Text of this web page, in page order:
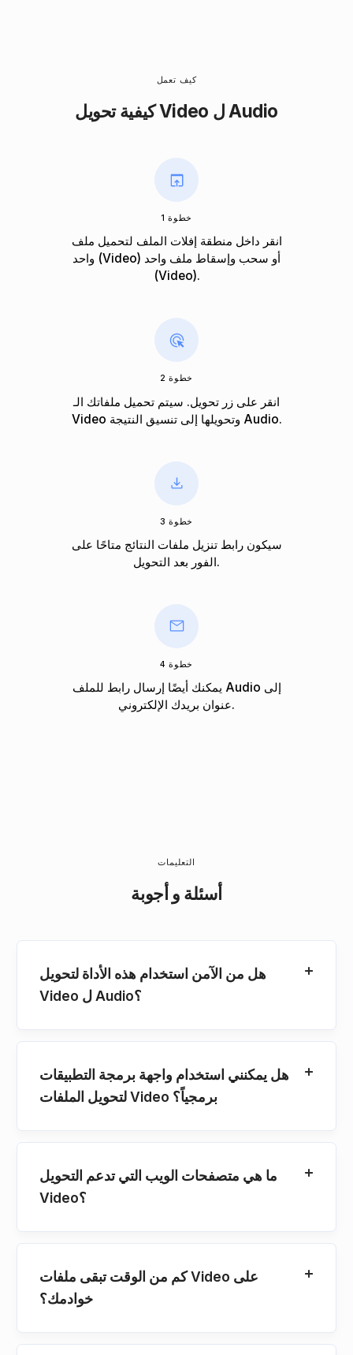
كيف تعمل
كيفية تحويل Video ل Audio
خطوة 1
انقر داخل منطقة إفلات الملف لتحميل ملف
واحد (Video) أو سحب وإسقاط ملف واحد
(Video).
خطوة 2
انقر على زر تحويل. سيتم تحميل ملفاتك الـ
Video وتحويلها إلى تنسيق النتيجة Audio.
خطوة 3
سيكون رابط تنزيل ملفات النتائج متاحًا على
الفور بعد التحويل.
خطوة 4
يمكنك أيضًا إرسال رابط للملف Audio إلى
عنوان بريدك الإلكتروني.
التعليمات
أسئلة و أجوبة
هل من الآمن استخدام هذه الأداة لتحويل
Video ل Audio؟
هل يمكنني استخدام واجهة برمجة التطبيقات
لتحويل الملفات Video برمجياً؟
ما هي متصفحات الويب التي تدعم التحويل
Video؟
كم من الوقت تبقى ملفات Video على
خوادمك؟